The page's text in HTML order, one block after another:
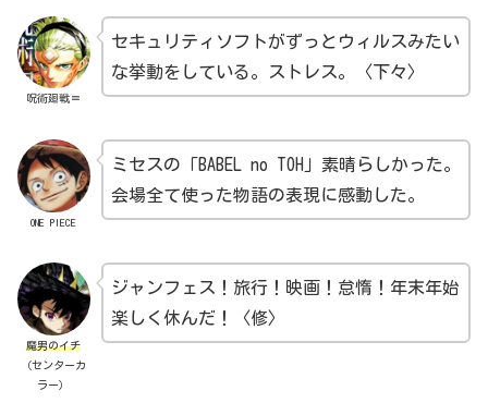
呪術廻戦≡
セキュリティソフトがずっとウィルスみたい
な挙動をしている。ストレス。〈下々〉
ONE PIECE
ミセスの「BABEL no TOH」素晴らしかった。
会場全て使った物語の表現に感動した。
魔男のイチ
（センターカ
ラー）
ジャンフェス！旅行！映画！怠惰！年末年始
楽しく休んだ！〈修〉